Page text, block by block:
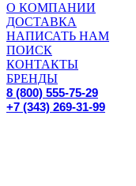
О КОМПАНИИ
ДОСТАВКА
НАПИСАТЬ НАМ
ПОИСК
КОНТАКТЫ
БРЕНДЫ
8 (800) 555-75-29
+7 (343) 269-31-99